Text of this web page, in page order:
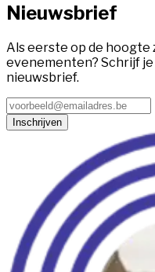
Nieuwsbrief
Als eerste op de
evenementen? Schrijf
nieuwsbrief.
Inschrijven